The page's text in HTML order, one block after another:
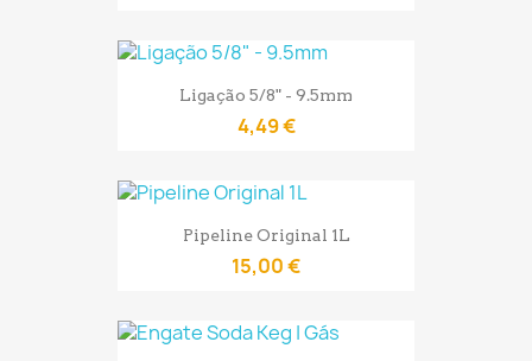
Ligação 5/8" - 9.5mm
4,49 €
Pipeline Original 1L
15,00 €